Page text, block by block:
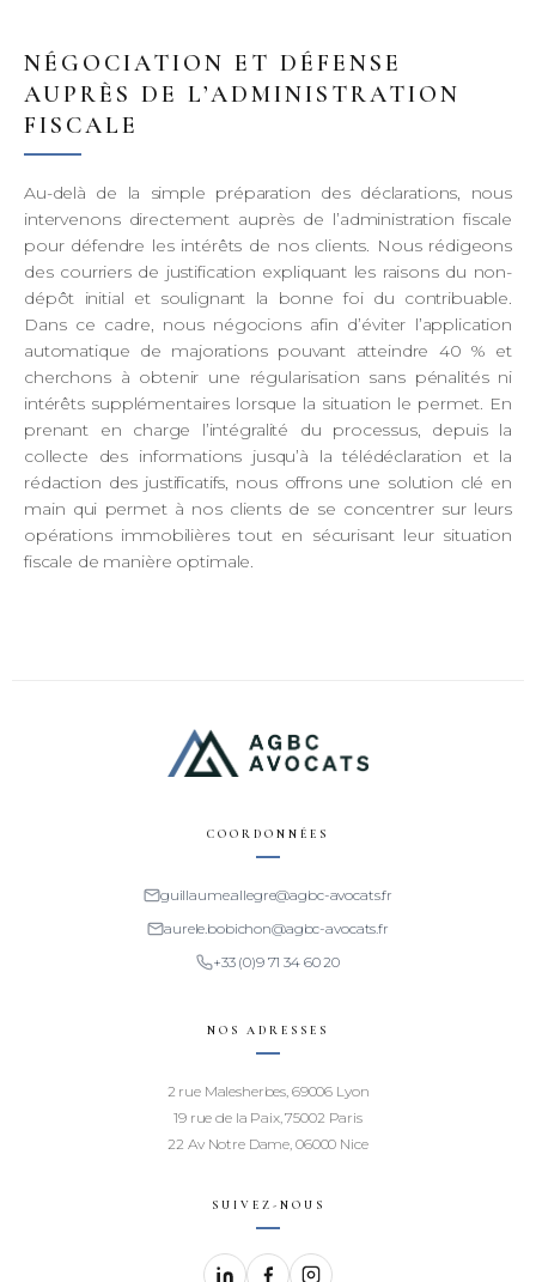
NÉGOCIATION ET DÉFENSE
AUPRÈS DE L’ADMINISTRATION
FISCALE
Au-delà de la simple préparation des déclarations, nous
intervenons directement auprès de l’administration fiscale
pour défendre les intérêts de nos clients. Nous rédigeons
des courriers de justification expliquant les raisons du non-
dépôt initial et soulignant la bonne foi du contribuable.
Dans ce cadre, nous négocions afin d’éviter l’application
automatique de majorations pouvant atteindre 40 % et
cherchons à obtenir une régularisation sans pénalités ni
intérêts supplémentaires lorsque la situation le permet. En
prenant en charge l’intégralité du processus, depuis la
collecte des informations jusqu’à la télédéclaration et la
rédaction des justificatifs, nous offrons une solution clé en
main qui permet à nos clients de se concentrer sur leurs
opérations immobilières tout en sécurisant leur situation
fiscale de manière optimale.
COORDONNÉES
guillaume.allegre@agbc-avocats.fr
aurele.bobichon@agbc-avocats.fr
+33 (0)9 71 34 60 20
NOS ADRESSES
2 rue Malesherbes, 69006 Lyon
19 rue de la Paix, 75002 Paris
22 Av Notre Dame, 06000 Nice
SUIVEZ-NOUS